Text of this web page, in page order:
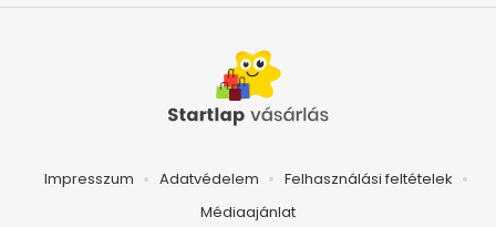
Impresszum Adatvédelem
Felhasználási feltételek
Médiaajánlat